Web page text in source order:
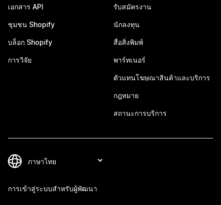
เอกสาร API
ชุมชน Shopify
บล็อก Shopify
การวิจัย
รับสมัครงาน
นักลงทุน
สื่อสิ่งพิมพ์
พาร์ทเนอร์
ตัวแทนโฆษณาสินค้าและบริการ
กฎหมาย
สถานะการบริการ
การเข้าสู่ระบบสำหรับผู้พัฒนา